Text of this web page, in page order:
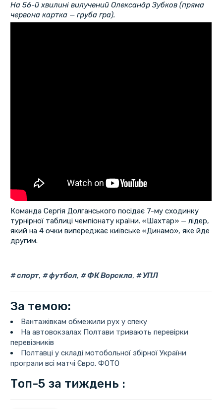
На 56-й хвилині вилучений Олександр Зубков (пряма
червона картка — груба гра).
Команда Сергія Долганського посідає 7-му сходинку
турнірної таблиці чемпіонату країни. «Шахтар» — лідер,
який на 4 очки випереджає київське «Динамо», яке йде
другим.
спорт, футбол, ФК Ворскла, УПЛ
За темою:
Вантажівкам обмежили рух у спеку
На автовокзалах Полтави тривають перевірки
перевізників
Полтавці у складі мотобольної збірної України
програли всі матчі Євро. ФОТО
Топ-5 за тиждень :